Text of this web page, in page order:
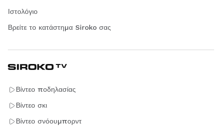
Ιστολόγιο
Βρείτε το κατάστημα Siroko σας
Βίντεο ποδηλασίας
Βίντεο σκι
Βίντεο σνόουμπορντ